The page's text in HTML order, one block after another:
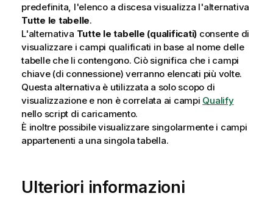
predefinita, l'elenco a discesa visualizza l'alternativa
Tutte le tabelle.
L'alternativa Tutte le tabelle (qualificati) consente di
visualizzare i campi qualificati in base al nome delle
tabelle che li contengono. Ciò significa che i campi
chiave (di connessione) verranno elencati più volte.
Questa alternativa è utilizzata a solo scopo di
visualizzazione e non è correlata ai campi Qualify
nello script di caricamento.
È inoltre possibile visualizzare singolarmente i campi
appartenenti a una singola tabella.
Ulteriori informazioni